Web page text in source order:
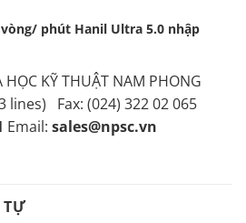
phút Hanil Ultra 5.0 nhập
HỌC KỸ THUẬT NAM PHONG
lines) Fax: (024) 322 02 065
Email: sales@npsc.vn
TỰ